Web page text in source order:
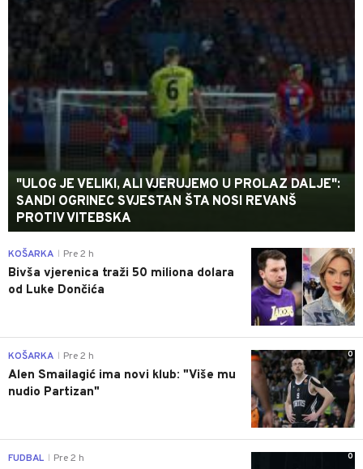
"ULOG JE VELIKI, ALI VJERUJEMO U PROLAZ DALJE":
SANDI OGRINEC SVJESTAN ŠTA NOSI REVANŠ
PROTIV VITEBSKA
0
KOŠARKA Pre 2 h
Bivša vjerenica traži 50 miliona dolara
od Luke Dončića
0
KOŠARKA Pre 2 h
Alen Smailagić ima novi klub: "Više mu
nudio Partizan"
0
FUDBAL Pre 2 h